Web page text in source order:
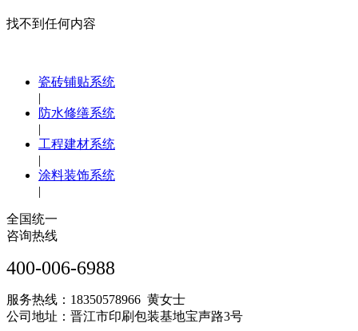
找不到任何内容
瓷砖铺贴系统
|
防水修缮系统
|
工程建材系统
|
涂料装饰系统
|
全国统一
咨询热线
400-006-6988
服务热线：18350578966 黄女士
公司地址：晋江市印刷包装基地宝声路3号